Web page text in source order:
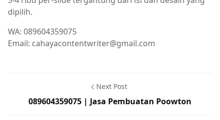
dipilih.
WA: 089604359075
Email: cahayacontentwriter@gmail.com
Next Post
089604359075 | Jasa Pembuatan Poowton